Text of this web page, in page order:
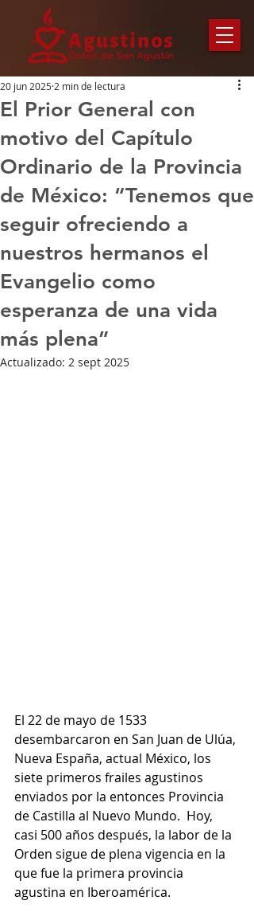
El Prior General con
motivo del Capítulo
Ordinario de la Provincia
de México: “Tenemos que
seguir ofreciendo a
nuestros hermanos el
Evangelio como
esperanza de una vida
más plena”
20 jun 2025 2 min de lectura
Actualizado: 2 sept 2025
El 22 de mayo de 1533
desembarcaron en San Juan de Ulúa,
Nueva España, actual México, los
siete primeros frailes agustinos
enviados por la entonces Provincia
de Castilla al Nuevo Mundo.  Hoy,
casi 500 años después, la labor de la
Orden sigue de plena vigencia en la
que fue la primera provincia
agustina en Iberoamérica.